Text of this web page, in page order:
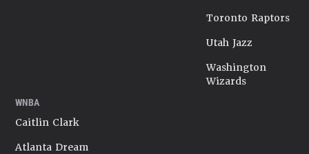
Toronto Raptors
Utah Jazz
Washington
Wizards
WNBA
Caitlin Clark
Atlanta Dream